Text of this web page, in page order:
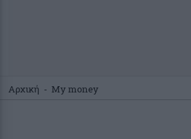
Αρχική - My money